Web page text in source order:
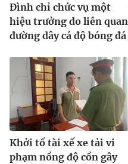
Đình chỉ chức vụ một
hiệu trưởng do liên quan
đường dây cá độ bóng đá
Khởi tố tài xế xe tải vi
phạm nồng độ cồn gây